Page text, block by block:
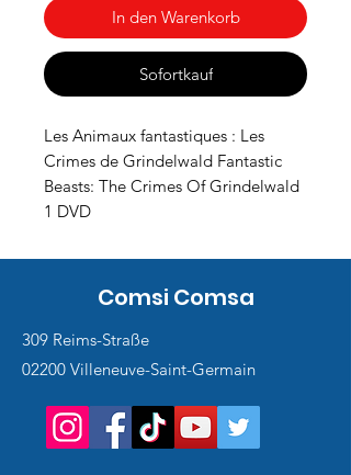
In den Warenkorb
Sofortkauf
Les Animaux fantastiques : Les
Crimes de Grindelwald Fantastic
Beasts: The Crimes Of Grindelwald
1 DVD
Comsi Comsa
309 Reims-Straße
02200 Villeneuve-Saint-Germain